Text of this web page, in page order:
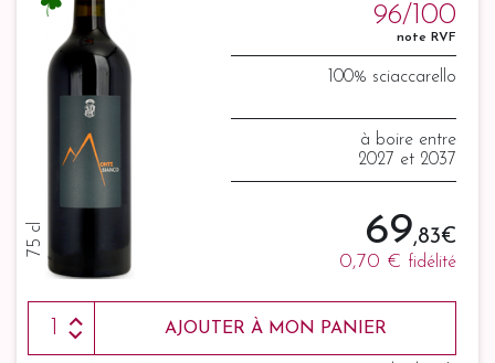
75 cl
96/100
note RVF
100% sciaccarello
à boire entre
2027 et 2037
69,83 €
0,70 € fidélité
AJOUTER À MON PANIER